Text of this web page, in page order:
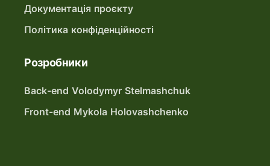
Документація проєкту
Політика конфіденційності
Розробники
Back-end Volodymyr Stelmashchuk
Front-end Mykola Holovashchenko